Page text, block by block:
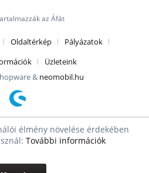
az Áfát
Oldaltérkép
Pályázatok
Üzleteink
& neomobil.hu
élmény növelése érdekében
További információk